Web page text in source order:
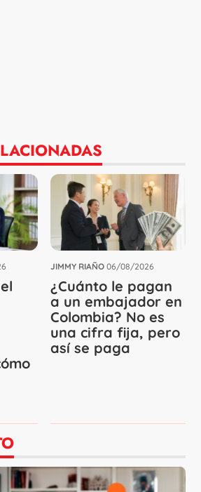
JIMMY RIAÑO 06/08/2026
¿Cuánto le pagan
a un embajador en
Colombia? No es
una cifra fija, pero
así se paga